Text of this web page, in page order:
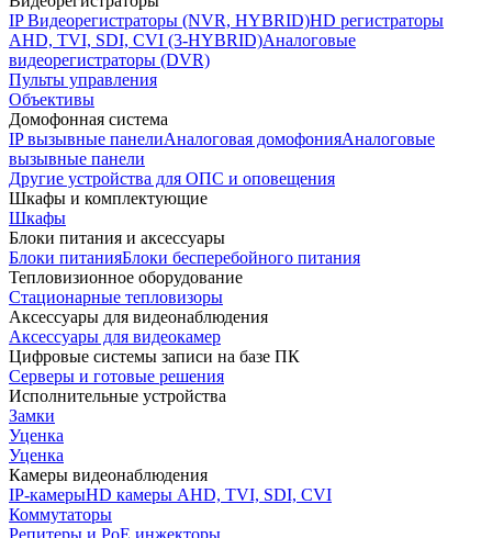
IP Видеорегистраторы (NVR, HYBRID)HD регистраторы
AHD, TVI, SDI, CVI (3-HYBRID)Аналоговые
видеорегистраторы (DVR)
Пульты управления
Объективы
Домофонная система
IP вызывные панелиАналоговая домофонияАналоговые
вызывные панели
Другие устройства для ОПС и оповещения
Шкафы и комплектующие
Шкафы
Блоки питания и аксессуары
Блоки питанияБлоки бесперебойного питания
Тепловизионное оборудование
Стационарные тепловизоры
Аксессуары для видеонаблюдения
Аксессуары для видеокамер
Цифровые системы записи на базе ПК
Серверы и готовые решения
Исполнительные устройства
Замки
Уценка
Уценка
Камеры видеонаблюдения
IP-камерыHD камеры AHD, TVI, SDI, CVI
Коммутаторы
Репитеры и PoE инжекторы